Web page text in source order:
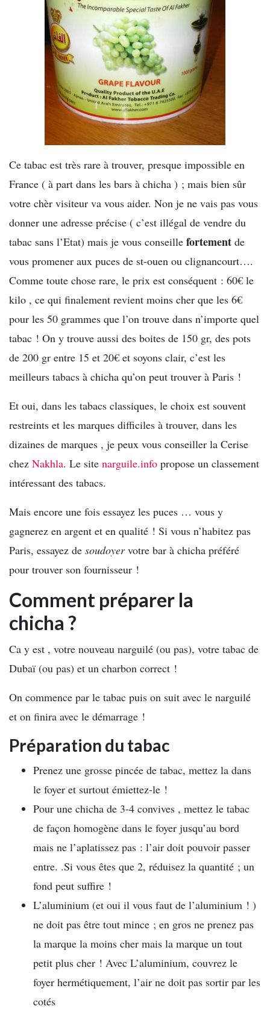
Ce tabac est très rare à trouver, presque impossible en
France ( à part dans les bars à chicha ) ; mais bien sûr
votre chèr visiteur va vous aider. Non je ne vais pas vous
donner une adresse précise ( c’est illégal de vendre du
tabac sans l’Etat) mais je vous conseille fortement de
vous promener aux puces de st-ouen ou clignancourt….
Comme toute chose rare, le prix est conséquent : 60€ le
kilo , ce qui finalement revient moins cher que les 6€
pour les 50 grammes que l’on trouve dans n’importe quel
tabac ! On y trouve aussi des boites de 150 gr, des pots
de 200 gr entre 15 et 20€ et soyons clair, c’est les
meilleurs tabacs à chicha qu’on peut trouver à Paris !
Et oui, dans les tabacs classiques, le choix est souvent
restreints et les marques difficiles à trouver, dans les
dizaines de marques , je peux vous conseiller la Cerise
chez Nakhla. Le site narguile.info propose un classement
intéressant des tabacs.
Mais encore une fois essayez les puces … vous y
gagnerez en argent et en qualité ! Si vous n’habitez pas
Paris, essayez de soudoyervotre bar à chicha préféré
pour trouver son fournisseur !
Comment préparer la
chicha ?
Ca y est , votre nouveau narguilé (ou pas), votre tabac de
Dubaï (ou pas) et un charbon correct !
On commence par le tabac puis on suit avec le narguilé
et on finira avec le démarrage !
Préparation du tabac
Prenez une grosse pincée de tabac, mettez la dans
le foyer et surtout émiettez-le !
Pour une chicha de 3-4 convives , mettez le tabac
de façon homogène dans le foyer jusqu’au bord
mais ne l’aplatissez pas : l’air doit pouvoir passer
entre. .Si vous êtes que 2, réduisez la quantité ; un
fond peut suffire !
L’aluminium (et oui il vous faut de l’aluminium ! )
ne doit pas être tout mince ; en gros ne prenez pas
la marque la moins cher mais la marque un tout
petit plus cher ! Avec L’aluminium, couvrez le
foyer hermétiquement, l’air ne doit pas sortir par les
cotés